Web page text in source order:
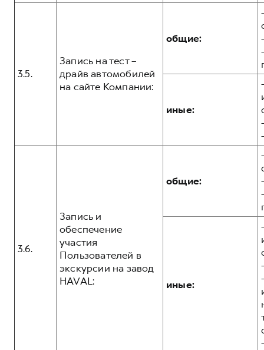
3.5.
Запись на тест –
драйв автомобилей
на сайте Компании:
общие:
иные:
3.6.
Запись и
обеспечение
участия
Пользователей в
экскурсии на завод
HAVAL:
общие:
иные: